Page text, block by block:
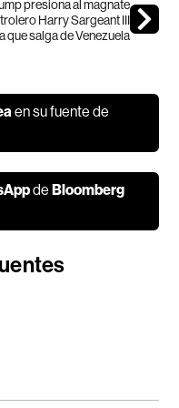
presiona al magnate
Harry Sargeant III
que salga de Venezuela
en su fuente de
deBloomberg